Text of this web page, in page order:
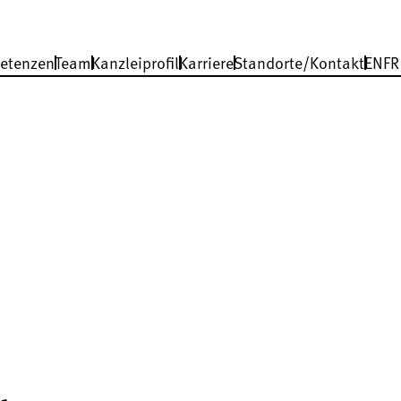
Team KanzleiprofilKarriereStandorte/KontaktENFR